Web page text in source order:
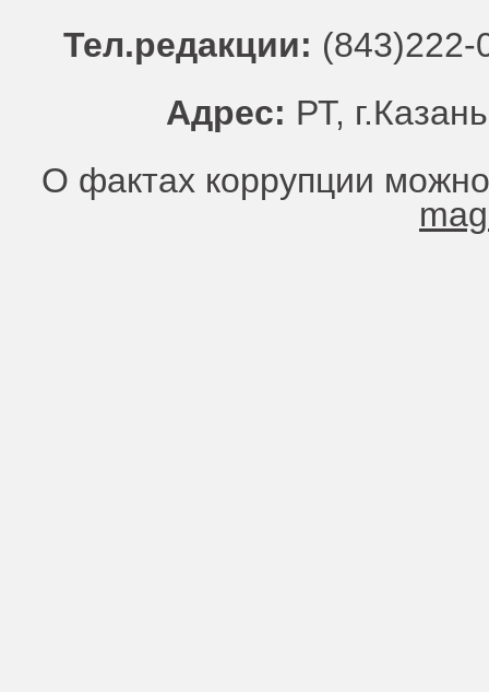
Тел.редакции:
Адрес: РТ,
О фактах коррупции